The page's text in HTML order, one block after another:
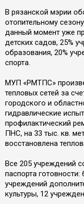
В рязанской мэрии
отопительному
данный момент уже
детских садов, 25%
образования, 20%
спорта.
МУП «РМТПС»
тепловых сетей за
городского и
гидравлические
профилактический
ПНС, на 33 тыс. кв.
восстановлена
Все 205 учреждений
паспорта
учреждений
культуры, 12